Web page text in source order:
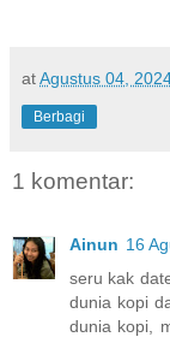
atAgustus 04,
Berbagi
1 komentar:
Ainun 16
seru kak
dunia kopi
dunia kopi,